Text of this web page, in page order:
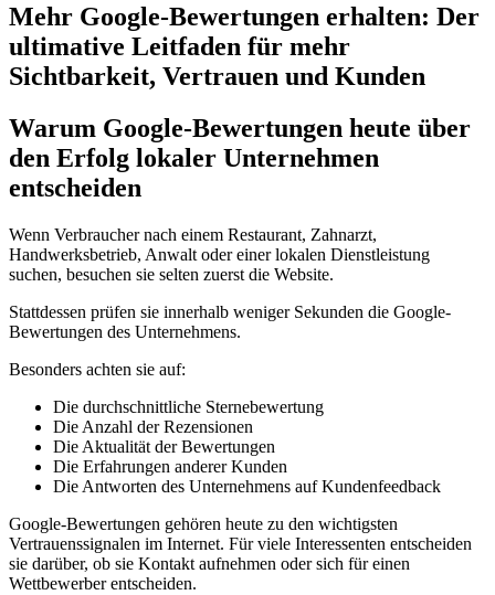
Mehr Google-Bewertungen erhalten: Der
ultimative Leitfaden für mehr
Sichtbarkeit, Vertrauen und Kunden
Warum Google-Bewertungen heute über
den Erfolg lokaler Unternehmen
entscheiden
Wenn Verbraucher nach einem Restaurant, Zahnarzt,
Handwerksbetrieb, Anwalt oder einer lokalen Dienstleistung
suchen, besuchen sie selten zuerst die Website.
Stattdessen prüfen sie innerhalb weniger Sekunden die Google-
Bewertungen des Unternehmens.
Besonders achten sie auf:
Die durchschnittliche Sternebewertung
Die Anzahl der Rezensionen
Die Aktualität der Bewertungen
Die Erfahrungen anderer Kunden
Die Antworten des Unternehmens auf Kundenfeedback
Google-Bewertungen gehören heute zu den wichtigsten
Vertrauenssignalen im Internet. Für viele Interessenten entscheiden
sie darüber, ob sie Kontakt aufnehmen oder sich für einen
Wettbewerber entscheiden.